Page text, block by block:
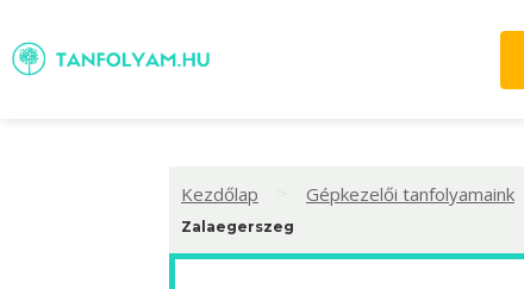
Kezdőlap Gépkezelői tanfolyamaink
Zalaegerszeg